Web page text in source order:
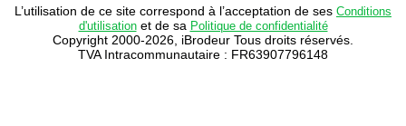
L’utilisation de ce site correspond à l’acceptation de ses Conditions
d'utilisationet de sa Politique de confidentialité
Copyright 2000-2026, iBrodeur Tous droits réservés.
TVA Intracommunautaire : FR63907796148